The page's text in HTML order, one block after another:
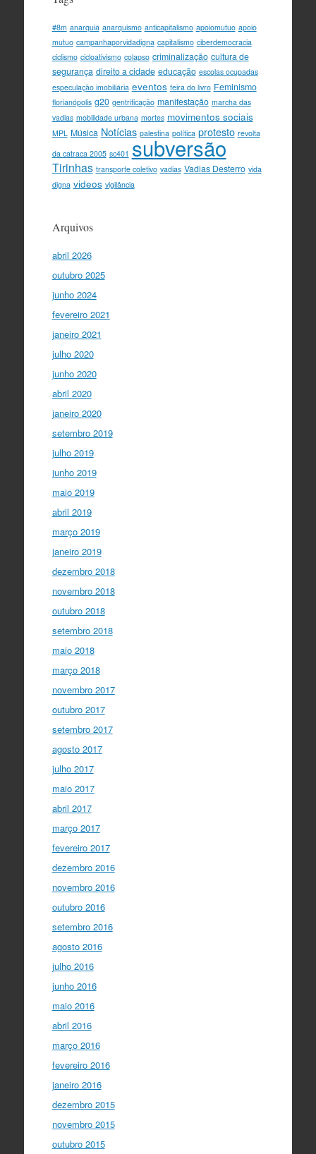
#8m anarquia anarquismo anticapitalismo apoiomutuo apoio
mutuo campanhaporvidadigna capitalismo ciberdemocracia
ciclismo cicloativismo colapso criminalização cultura de
segurança direito a cidade educação escolas ocupadas
especulação imobiliária eventos feira do livro Feminismo
florianópolis g20 gentrificação manifestação marcha das
vadias mobilidade urbana mortes movimentos sociais
MPL Música Notícias palestina política protesto revolta
da catraca 2005 sc401 subversão
Tirinhas transporte coletivo vadias Vadias Desterro vida
digna videos vigilância
Arquivos
abril 2026
outubro 2025
junho 2024
fevereiro 2021
janeiro 2021
julho 2020
junho 2020
abril 2020
janeiro 2020
setembro 2019
julho 2019
junho 2019
maio 2019
abril 2019
março 2019
janeiro 2019
dezembro 2018
novembro 2018
outubro 2018
setembro 2018
maio 2018
março 2018
novembro 2017
outubro 2017
setembro 2017
agosto 2017
julho 2017
maio 2017
abril 2017
março 2017
fevereiro 2017
dezembro 2016
novembro 2016
outubro 2016
setembro 2016
agosto 2016
julho 2016
junho 2016
maio 2016
abril 2016
março 2016
fevereiro 2016
janeiro 2016
dezembro 2015
novembro 2015
outubro 2015